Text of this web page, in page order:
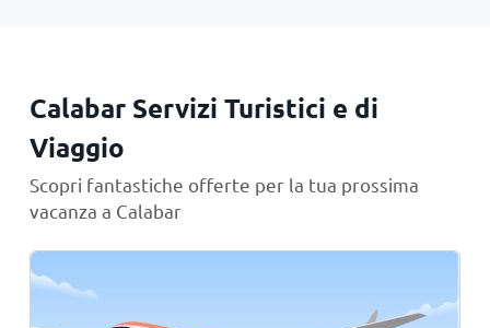
Calabar Servizi Turistici e di
Viaggio
Scopri fantastiche offerte per la tua prossima
vacanza a Calabar